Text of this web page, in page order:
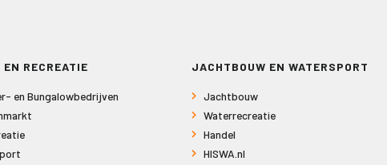
EN RECREATIE
en Bungalowbedrijven
JACHTBOUW EN WATERSPORT
Jachtbouw
Waterrecreatie
Handel
HISWA.nl